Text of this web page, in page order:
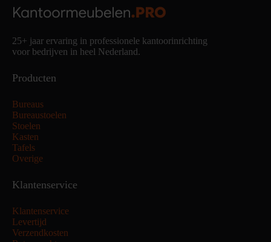
25+ jaar ervaring in professionele kantoorinrichting
voor bedrijven in heel Nederland.
Producten
Bureaus
Bureaustoelen
Stoelen
Kasten
Tafels
Overige
Klantenservice
Klantenservice
Levertijd
Verzendkosten